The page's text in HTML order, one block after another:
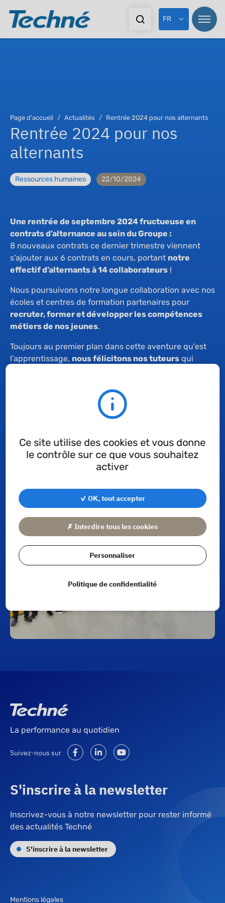
FR
Page d'accueil Actualités Rentrée 2024 pour nos alternants
Rentrée 2024 pour nos
alternants
Ressources humaines 22/10/2024
Une rentrée de septembre 2024 fructueuse en
contrats d’alternance au sein du Groupe :
8 nouveaux contrats ce dernier trimestre viennent
s’ajouter aux 6 contrats en cours, portant notre
effectif d’alternants à 14 collaborateurs !
Nous poursuivons notre longue collaboration avec nos
écoles et centres de formation partenaires pour
recruter, former et développer les compétences
métiers de nos jeunes.
Toujours au premier plan dans cette aventure qu’est
l’apprentissage, nous félicitons nos tuteurs qui
La formation en alternance est un tremplin pour
intégrer le Groupe Techné ou poursuivre une
le choix final de l’alternant, notre rôle sociétal de
formateur des jeunes est rempli et nous le
poursuivons avec passion !
La performance au quotidien
Suivez-nous sur
S'inscrire à la newsletter
Inscrivez-vous à notre newsletter pour rester informé
des actualités Techné
S'inscrire à la newsletter
Mentions légales
Ce site utilise des cookies et vous donne
le contrôle sur ce que vous souhaitez
activer
✓ OK, tout accepter
✗ Interdire tous les cookies
Personnaliser
Politique de confidentialité